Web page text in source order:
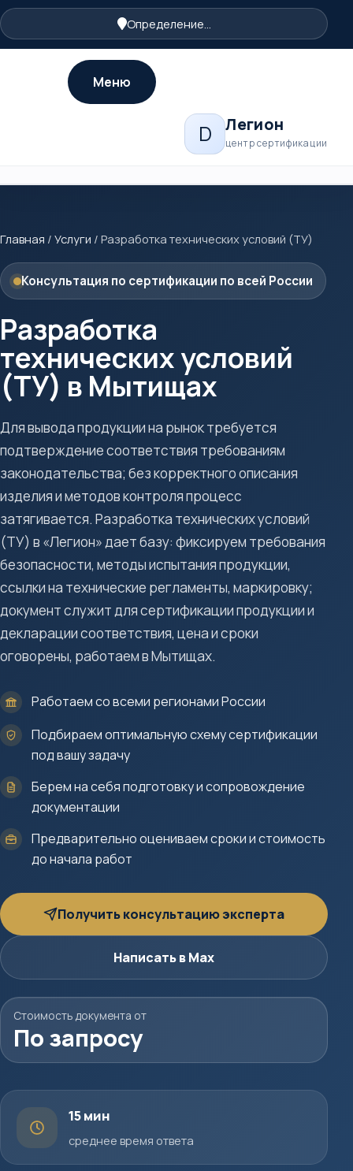
Определение...
D Легион
центр сертификации
Меню
Главная / Услуги / Разработка технических условий (ТУ)
Консультация по сертификации по всей России
Разработка
технических условий
(ТУ) в Мытищах
Для вывода продукции на рынок требуется
подтверждение соответствия требованиям
законодательства; без корректного описания
изделия и методов контроля процесс
затягивается. Разработка технических условий
(ТУ) в «Легион» дает базу: фиксируем требования
безопасности, методы испытания продукции,
ссылки на технические регламенты, маркировку;
документ служит для сертификации продукции и
декларации соответствия, цена и сроки
оговорены, работаем в Мытищах.
Работаем со всеми регионами России
Подбираем оптимальную схему сертификации
под вашу задачу
Берем на себя подготовку и сопровождение
документации
Предварительно оцениваем сроки и стоимость
до начала работ
Получить консультацию эксперта
Написать в Max
Стоимость документа от
По запросу
15 мин
среднее время ответа